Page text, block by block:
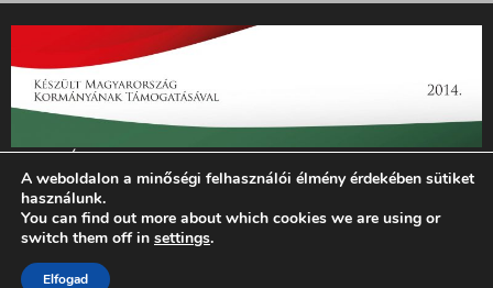
„Az Új Ember katolikus hetilap 2014. évi működésének
támogatását az EGYH-KCP-14-P-0121 sz. támogatási
szerződés keretében 3 000 000 Ft összegben támogatta az
Emberi Erőforrások Minisztériuma.”
© 2026 Magyar Kurír - Új Ember
A weboldalon a minőségi felhasználói élmény érdekében sütiket
használunk.
You can find out more about which cookies we are using or
switch them off in settings.
Elfogad